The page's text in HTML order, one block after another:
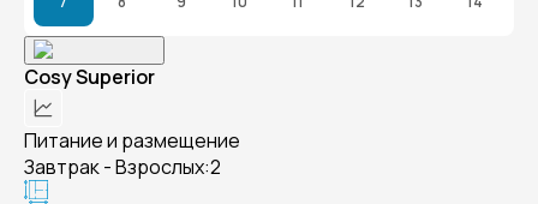
Cosy Superior
Питание и размещение
Завтрак - Взрослых:2